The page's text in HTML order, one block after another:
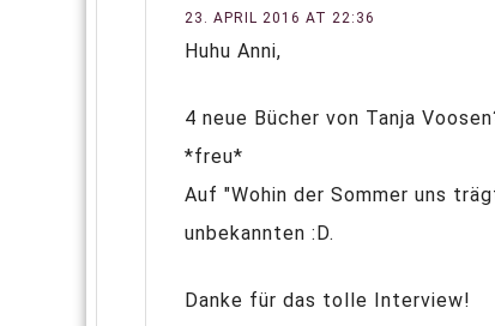
23. APRIL 2016 AT 22:36
Huhu Anni,
4 neue Bücher von Tanja
*freu*
Auf "Wohin der Sommer uns
unbekannten :D.
Danke für das tolle Interview!